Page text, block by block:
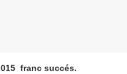
franc succés.